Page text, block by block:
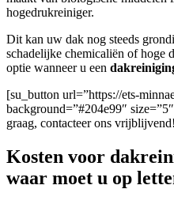
hogedrukreiniger.
Dit kan uw dak nog steeds
schadelijke chemicaliën of hoge
optie wanneer u een
[su_button url=”https://ets-
background=”#204e99″
graag, contacteer ons
Kosten voor
waar moet u op